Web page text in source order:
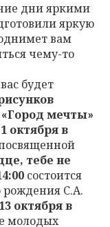
дни яркими
яркую
вам
чему-то
будет
мечты»
1 октября в
тебе не
состоится
С.А.
октября в
молодых